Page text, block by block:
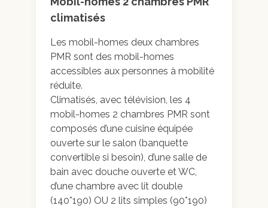
Galerie photo
climatisés
Les mobil-homes deux chambres
PMR sont des mobil-homes
accessibles aux personnes à mobilité
réduite.
Climatisés, avec télévision, les 4
mobil-homes 2 chambres PMR sont
composés d’une cuisine équipée
ouverte sur le salon (banquette
convertible si besoin), d’une salle de
bain avec douche ouverte et WC,
d’une chambre avec lit double
(140*190) OU 2 lits simples (90*190)